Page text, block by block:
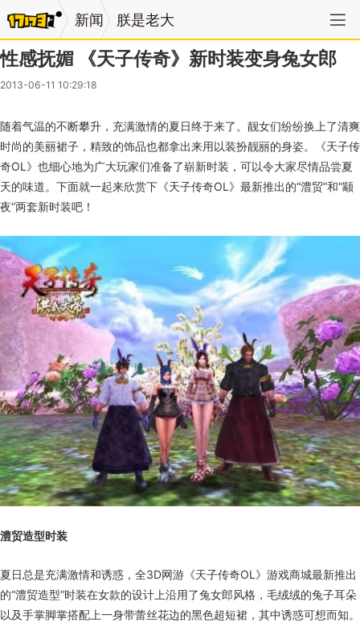
新闻 朕是老大
性感抚媚 《天子传奇》新时装变身兔女郎
2013-06-11 10:29:18
随着气温的不断攀升，充满激情的夏日终于来了。靓女们纷纷换上了清爽
时尚的美丽裙子，精致的饰品也都拿出来用以装扮靓丽的身姿。《天子传
奇OL》也细心地为广大玩家们准备了崭新时装，可以令大家尽情品尝夏
天的味道。下面就一起来欣赏下《天子传奇OL》最新推出的“澧贸”和“颛
夜”两套新时装吧！
澧贸造型时装
夏日总是充满激情和诱惑，全3D网游《天子传奇OL》游戏商城最新推出
的“澧贸造型”时装在女款的设计上沿用了兔女郎风格，毛绒绒的兔子耳朵
以及手掌脚掌搭配上一身带蕾丝花边的黑色超短裙，其中诱惑可想而知。